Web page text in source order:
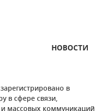
НОВОСТИ
в
в сфере связи,